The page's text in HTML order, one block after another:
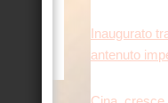
Inaugurato
antenuto